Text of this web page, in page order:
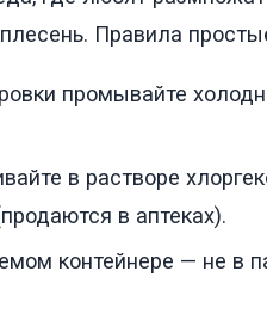
Правила
промывайте
в растворе
в аптеках).
контейнере — не в